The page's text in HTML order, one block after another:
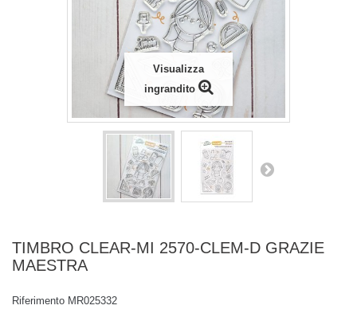
Visualizza
ingrandito
TIMBRO CLEAR-MI 2570-CLEM-D GRAZIE
MAESTRA
Riferimento MR025332